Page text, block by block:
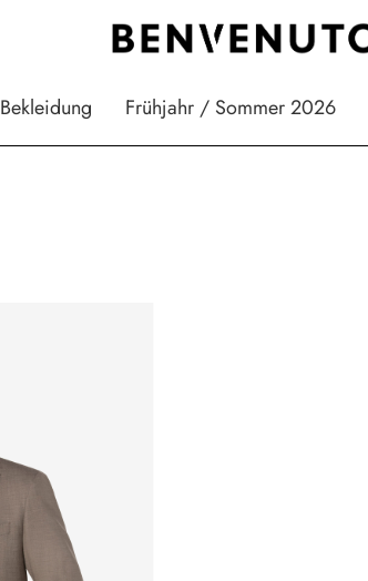
Bekleidung Frühjahr / Sommer 2026